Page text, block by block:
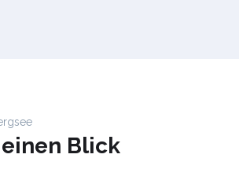
Kumbergsee
13.05.-17.05.
Blick